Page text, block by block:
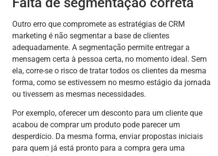
Outro erro que compromete as estratégias de CRM
marketing é não segmentar a base de clientes
adequadamente. A segmentação permite entregar a
mensagem certa à pessoa certa, no momento ideal. Sem
ela, corre-se o risco de tratar todos os clientes da mesma
forma, como se estivessem no mesmo estágio da jornada
ou tivessem as mesmas necessidades.
Por exemplo, oferecer um desconto para um cliente que
acabou de comprar um produto pode parecer um
desperdício. Da mesma forma, enviar propostas iniciais
para quem já está pronto para a compra gera uma